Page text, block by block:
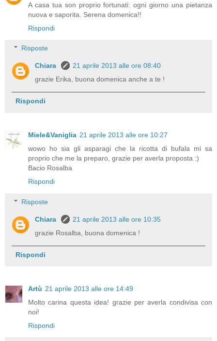
A casa tua son proprio fortunati: ogni giorno una pietanza
nuova e saporita. Serena domenica!!
Rispondi
Risposte
Chiara
21 aprile 2013 alle ore 08:40
grazie Erika, buona domenica anche a te !
Rispondi
Miele&Vaniglia 21 aprile 2013 alle ore 10:27
wowo ho sia gli asparagi che la ricotta di bufala mi sa
proprio che me la preparo, grazie per averla proposta :)
Bacio Rosalba
Rispondi
Risposte
Chiara
21 aprile 2013 alle ore 10:35
grazie Rosalba, buona domenica !
Rispondi
Artù 21 aprile 2013 alle ore 14:49
Molto carina questa idea! grazie per averla condivisa con
noi!
Rispondi